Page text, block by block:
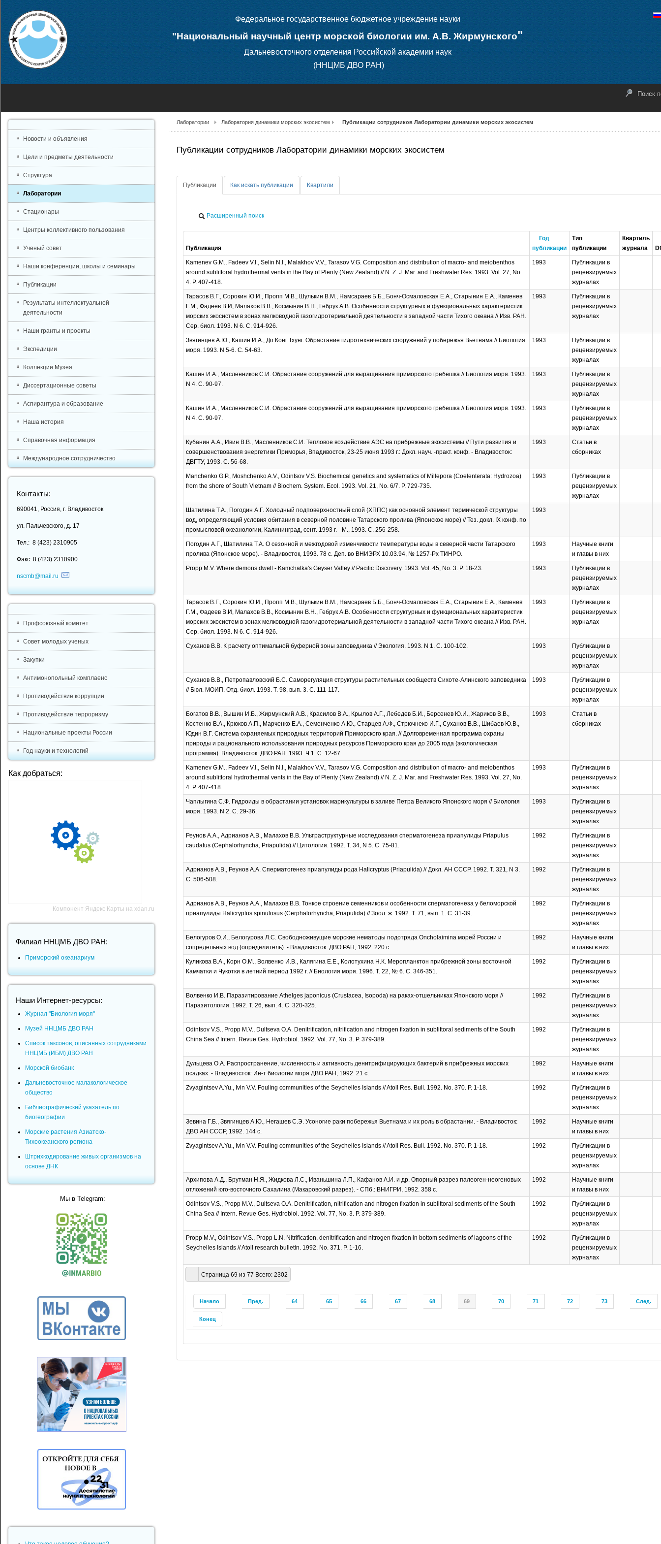
Федеральное государственное бюджетное учреждение науки
"Национальный научный центр морской биологии им. А.В. Жирмунского"
Дальневосточного отделения Российской академии наук
(ННЦМБ ДВО РАН)
Поиск
Лаборатории Лаборатория динамики морских экосистем Публикации сотрудников Лаборатории динамики морских экосистем
Публикации сотрудников Лаборатории динамики морских экосистем
Публикации Как искать публикации Квартили
Расширенный поиск
Публикация
Год
публикации
Тип
публикации
Квартиль
журнала
Страница 69 из 77 Всего: 2302
Начало Пред. 64 65 66 67 68 69 70 71 72 73 След.
Конец
Kamenev G.M., Fadeev V.I., Selin N.I., Malakhov V.V., Tarasov V.G. Composition and distribution of macro- and meiobenthos
around sublittoral hydrothermal vents in the Bay of Plenty (New Zealand) // N. Z. J. Mar. and Freshwater Res. 1993. Vol. 27, No.
4. P. 407-418.
1993
Публикации в
рецензируемых
журналах
Тарасов В.Г., Сорокин Ю.И., Пропп М.В., Шулькин В.М., Намсараев Б.Б., Бонч-Осмаловская Е.А., Старынин Е.А., Каменев
Г.М., Фадеев В.И, Малахов В.В., Космынин В.Н., Гебрук А.В. Особенности структурных и функциональных характеристик
морских экосистем в зонах мелководной газогидротермальной деятельности в западной части Тихого океана // Изв. РАН.
Сер. биол. 1993. N 6. С. 914-926.
1993
Публикации в
рецензируемых
журналах
Звягинцев А.Ю., Кашин И.А., До Конг Тхунг. Обрастание гидротехнических сооружений у побережья Вьетнама // Биология
моря. 1993. N 5-6. С. 54-63.
1993
Публикации в
рецензируемых
журналах
Кашин И.А., Масленников С.И. Обрастание сооружений для выращивания приморского гребешка // Биология моря. 1993.
N 4. С. 90-97.
1993
Публикации в
рецензируемых
журналах
Кашин И.А., Масленников С.И. Обрастание сооружений для выращивания приморского гребешка // Биология моря. 1993.
N 4. С. 90-97.
1993
Публикации в
рецензируемых
журналах
Кубанин А.А., Ивин В.В., Масленников С.И. Тепловое воздействие АЭС на прибрежные экосистемы // Пути развития и
совершенствования энергетики Приморья, Впадивосток, 23-25 июня 1993 г.: Докл. науч. -практ. конф. - Владивосток:
ДВГТУ, 1993. С. 56-68.
1993
Статьи в
сборниках
Manchenko G.P., Moshchenko A.V., Odintsov V.S. Biochemical genetics and systematics of Millepora (Coelenterata: Hydrozoa)
from the shore of South Vietnam // Biochem. System. Ecol. 1993. Vol. 21, No. 6/7. P. 729-735.
1993
Публикации в
рецензируемых
журналах
Шатилина Т.А., Погодин А.Г. Холодный подповерхностный слой (ХППС) как основной элемент термической структуры
вод, определяющий условия обитания в северной половине Татарского пролива (Японское море) // Тез. докл. IX конф. по
промысловой океанологии, Калининград, сент. 1993 г. - М., 1993. С. 256-258.
1993
Погодин А.Г., Шатилина Т.А. О сезонной и межгодовой изменчивости температуры воды в северной части Татарского
пролива (Японское море). - Владивосток, 1993. 78 с. Деп. во ВНИЭРХ 10.03.94, № 1257-Рх ТИНРО.
1993
Научные книги
и главы в них
Propp M.V. Where demons dwell - Kamchatka's Geyser Valley // Pacific Discovery. 1993. Vol. 45, No. 3. P. 18-23. 1993
Публикации в
рецензируемых
журналах
Тарасов В.Г., Сорокин Ю.И., Пропп М.В., Шулькин В.М., Намсараев Б.Б., Бонч-Осмаловская Е.А., Старынин Е.А., Каменев
Г.М., Фадеев В.И, Малахов В.В., Космынин В.Н., Гебрук А.В. Особенности структурных и функциональных характеристик
морских экосистем в зонах мелководной газогидротермальной деятельности в западной части Тихого океана // Изв. РАН.
Сер. биол. 1993. N 6. С. 914-926.
1993
Публикации в
рецензируемых
журналах
Суханов В.В. К расчету оптимальной буферной зоны заповедника // Экология. 1993. N 1. С. 100-102. 1993
Публикации в
рецензируемых
журналах
Суханов В.В., Петропавловский Б.С. Саморегуляция структуры растительных сообществ Сихоте-Алинского заповедника
// Бюл. МОИП. Отд. биол. 1993. Т. 98, вып. 3. С. 111-117.
1993
Публикации в
рецензируемых
журналах
Богатов В.В., Вышин И.Б., Жирмунский А.В., Красилов В.А., Крылов А.Г., Лебедев Б.И., Берсенев Ю.И., Жариков В.В.,
Костенко В.А., Крюков А.П., Марченко Е.А., Семенченко А.Ю., Старцев А.Ф., Стрючнеко И.Г., Суханов В.В., Шибаев Ю.В.,
Юдин В.Г. Система охраняемых природных территорий Приморского края. // Долговременная программа охраны
природы и рационального использования природных ресурсов Приморского края до 2005 года (экологическая
программа). Владивосток: ДВО РАН. 1993. Ч.1. С. 12-67.
1993
Статьи в
сборниках
Kamenev G.M., Fadeev V.I., Selin N.I., Malakhov V.V., Tarasov V.G. Composition and distribution of macro- and meiobenthos
around sublittoral hydrothermal vents in the Bay of Plenty (New Zealand) // N. Z. J. Mar. and Freshwater Res. 1993. Vol. 27, No.
4. P. 407-418.
1993
Публикации в
рецензируемых
журналах
Чаплыгина С.Ф. Гидроиды в обрастании установок марикультуры в заливе Петра Великого Японского моря // Биология
моря. 1993. N 2. С. 29-36.
1993
Публикации в
рецензируемых
журналах
Реунов А.А., Адрианов А.В., Малахов В.В. Ультраструктурные исследования сперматогенеза приапулиды Priapulus
caudatus (Cephalorhyncha, Priapulida) // Цитология. 1992. Т. 34, N 5. С. 75-81.
1992
Публикации в
рецензируемых
журналах
Адрианов А.В., Реунов А.А. Сперматогенез приапулиды рода Halicryptus (Priapulida) // Докл. АН СССР. 1992. Т. 321, N 3.
C. 506-508.
1992
Публикации в
рецензируемых
журналах
Адрианов А.В., Реунов А.А., Малахов В.В. Тонкое строение семенников и особенности сперматогенеза у беломорской
приапулиды Halicryptus spinulosus (Cerphalorhyncha, Priapulida) // Зоол. ж. 1992. Т. 71, вып. 1. C. 31-39.
1992
Публикации в
рецензируемых
журналах
Белогуров О.И., Белогурова Л.С. Свободноживущие морские нематоды подотряда Oncholaimina морей России и
сопредельных вод (определитель). - Владивосток: ДВО РАН, 1992. 220 с.
1992
Научные книги
и главы в них
Куликова В.А., Корн О.М., Волвенко И.В., Калягина Е.Е., Колотухина Н.К. Меропланктон прибрежной зоны восточной
Камчатки и Чукотки в летний период 1992 г. // Биология моря. 1996. Т. 22, № 6. С. 346-351.
1992
Публикации в
рецензируемых
журналах
Волвенко И.В. Паразитирование Athelges japonicus (Crustacea, Isopoda) на раках-отшельниках Японского моря //
Паразитология. 1992. Т. 26, вып. 4. С. 320-325.
1992
Публикации в
рецензируемых
журналах
Odintsov V.S., Propp M.V., Dultseva O.A. Denitrification, nitrification and nitrogen fixation in sublittoral sediments of the South
China Sea // Intern. Revue Ges. Hydrobiol. 1992. Vol. 77, No. 3. P. 379-389.
1992
Публикации в
рецензируемых
журналах
Дульцева О.А. Распространение, численность и активность денитрифицирующих бактерий в прибрежных морских
осадках. - Владивосток: Ин-т биологии моря ДВО РАН, 1992. 21 с.
1992
Научные книги
и главы в них
Zvyagintsev A.Yu., Ivin V.V. Fouling communities of the Seychelles Islands // Atoll Res. Bull. 1992. No. 370. P. 1-18. 1992
Публикации в
рецензируемых
журналах
Зевина Г.Б., Звягинцев А.Ю., Негашев С.Э. Усоногие раки побережья Вьетнама и их роль в обрастании. - Владивосток:
ДВО АН СССР, 1992. 144 с.
1992
Научные книги
и главы в них
Zvyagintsev A.Yu., Ivin V.V. Fouling communities of the Seychelles Islands // Atoll Res. Bull. 1992. No. 370. P. 1-18. 1992
Публикации в
рецензируемых
журналах
Архипова А.Д., Брутман Н.Я., Жидкова Л.С., Иваньшина Л.П., Кафанов А.И. и др. Опорный разрез палеоген-неогеновых
отложений юго-восточного Сахалина (Макаровский разрез). - СПб.: ВНИГРИ, 1992. 358 с.
1992
Научные книги
и главы в них
Odintsov V.S., Propp M.V., Dultseva O.A. Denitrification, nitrification and nitrogen fixation in sublittoral sediments of the South
China Sea // Intern. Revue Ges. Hydrobiol. 1992. Vol. 77, No. 3. P. 379-389.
1992
Публикации в
рецензируемых
журналах
Propp M.V., Odintsov V.S., Propp L.N. Nitrification, denitrification and nitrogen fixation in bottom sediments of lagoons of the
Seychelles Islands // Atoll research bulletin. 1992. No. 371. P. 1-16.
1992
Публикации в
рецензируемых
журналах
Новости и объявления
Цели и предметы деятельности
Структура
Лаборатории
Стационары
Центры коллективного пользования
Ученый совет
Наши конференции, школы и семинары
Публикации
Результаты интеллектуальной
деятельности
Наши гранты и проекты
Экспедиции
Коллекции Музея
Диссертационные советы
Аспирантура и образование
Наша история
Справочная информация
Международное сотрудничество
Контакты:
690041, Россия, г. Владивосток
ул. Пальчевского, д. 17
Тел.: 8 (423) 2310905
Факс: 8 (423) 2310900
nscmb@mail.ru
Профсоюзный комитет
Совет молодых ученых
Закупки
Антимонопольный комплаенс
Противодействие коррупции
Противодействие терроризму
Национальные проекты России
Год науки и технологий
Как добраться:
Компонент Яндекс Карты на xdan.ru
Филиал ННЦМБ ДВО РАН:
Приморский океанариум
Наши Интернет-ресурсы:
Журнал "Биология моря"
Музей ННЦМБ ДВО РАН
Список таксонов, описанных сотрудниками
ННЦМБ (ИБМ) ДВО РАН
Морской биобанк
Дальневосточное малакологическое
общество
Библиографический указатель по
биогеографии
Морские растения Азиатско-
Тихоокеанского региона
Штрихкодирование живых организмов на
основе ДНК
Мы в Telegram: